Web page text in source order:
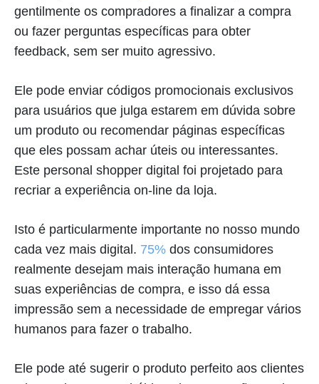
gentilmente os compradores a finalizar a compra
ou fazer perguntas específicas para obter
feedback, sem ser muito agressivo.
Ele pode enviar códigos promocionais exclusivos
para usuários que julga estarem em dúvida sobre
um produto ou recomendar páginas específicas
que eles possam achar úteis ou interessantes.
Este personal shopper digital foi projetado para
recriar a experiência on-line da loja.
Isto é particularmente importante no nosso mundo
cada vez mais digital. 75% dos consumidores
realmente desejam mais interação humana em
suas experiências de compra, e isso dá essa
impressão sem a necessidade de empregar vários
humanos para fazer o trabalho.
Ele pode até sugerir o produto perfeito aos clientes